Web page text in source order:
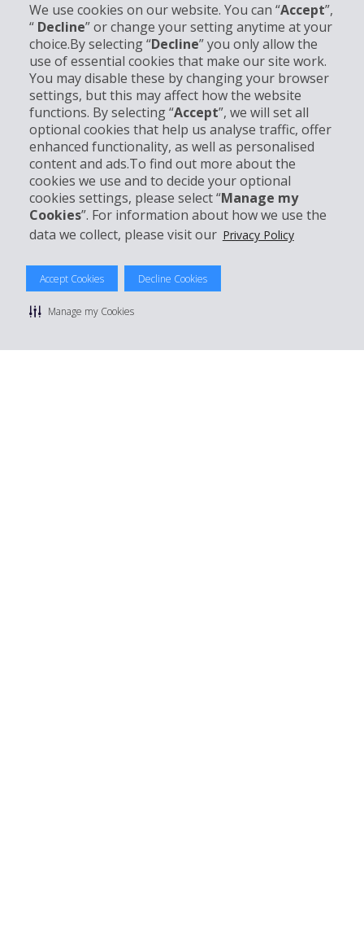
We use cookies on our website. You can “Accept”,
“ Decline” or change your setting anytime at your
choice.By selecting “Decline” you only allow the
use of essential cookies that make our site work.
You may disable these by changing your browser
settings, but this may affect how the website
functions. By selecting “Accept”, we will set all
optional cookies that help us analyse traffic, offer
enhanced functionality, as well as personalised
content and ads.To find out more about the
cookies we use and to decide your optional
cookies settings, please select “Manage my
Cookies”. For information about how we use the
data we collect, please visit our Privacy Policy
Accept Cookies Decline Cookies
Manage my Cookies
Info su Hertz
Business
Customer Service
Prenota con Hertz
Privacy Policy
Condizioni di Utilizzo
noleggio | Mappa sito Hertz